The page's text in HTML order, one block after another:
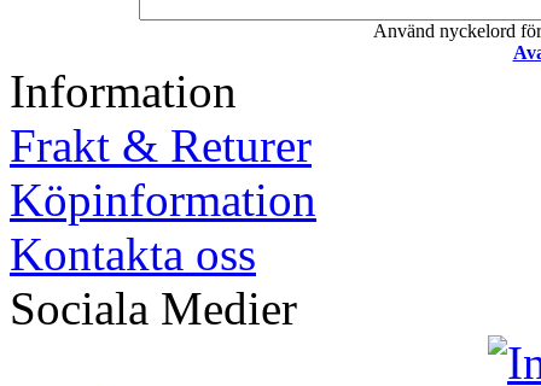
Använd nyckelord
Information
Frakt & Returer
Köpinformation
Kontakta oss
Sociala Medier